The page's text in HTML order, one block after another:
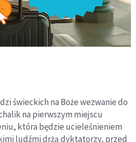
świeckich na Boże wezwanie do
na pierwszym miejscu
która będzie ucieleśnieniem
ludźmi drżą dyktatorzy, przed